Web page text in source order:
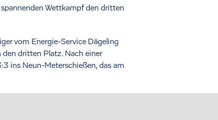
Wettkampf den dritten
vom Energie-Service Dägeling
den dritten Platz. Nach einer
ins Neun-Meterschießen, das am